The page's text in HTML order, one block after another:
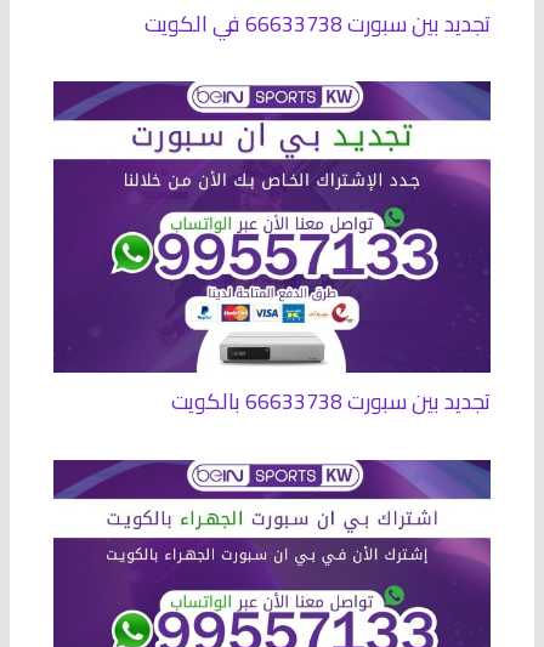
تجديد بين سبورت 66633738 في الكويت
تجديد بين سبورت 66633738 بالكويت